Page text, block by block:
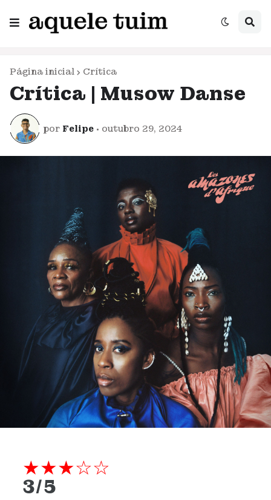
Página inicial Crítica
Crítica | Musow Danse
por Felipe • outubro 29, 2024
★★★☆☆
3/5